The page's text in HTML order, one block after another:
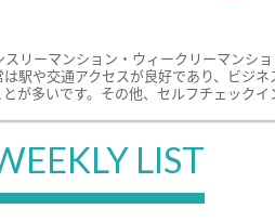
リーマンション・ウィークリーマンシ
駅や交通アクセスが良好であり、ビジ
が多いです。その他、セルフチェック
LIST